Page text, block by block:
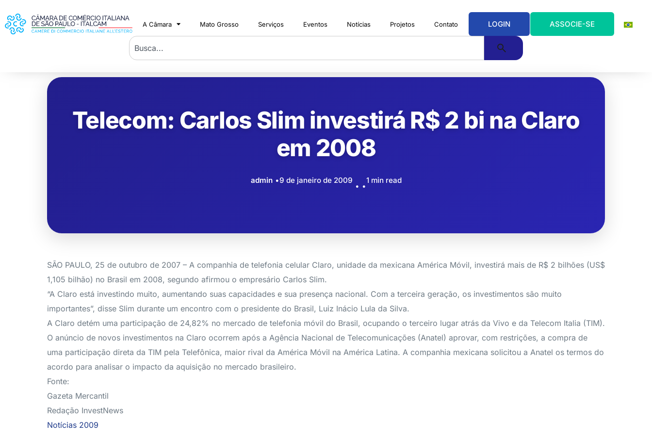
A Câmara Mato Grosso Serviços Eventos Notícias Projetos Contato LOGIN ASSOCIE-SE
Telecom: Carlos Slim investirá R$ 2 bi na Claro
em 2008
admin 9 de janeiro de 2009 1 min read
SÃO PAULO, 25 de outubro de 2007 – A companhia de telefonia celular Claro, unidade da mexicana América Móvil, investirá mais de R$ 2 bilhões (US$
1,105 bilhão) no Brasil em 2008, segundo afirmou o empresário Carlos Slim.
“A Claro está investindo muito, aumentando suas capacidades e sua presença nacional. Com a terceira geração, os investimentos são muito
importantes”, disse Slim durante um encontro com o presidente do Brasil, Luiz Inácio Lula da Silva.
A Claro detém uma participação de 24,82% no mercado de telefonia móvil do Brasil, ocupando o terceiro lugar atrás da Vivo e da Telecom Italia (TIM).
O anúncio de novos investimentos na Claro ocorrem após a Agência Nacional de Telecomunicações (Anatel) aprovar, com restrições, a compra de
uma participação direta da TIM pela Telefônica, maior rival da América Móvil na América Latina. A companhia mexicana solicitou a Anatel os termos do
acordo para analisar o impacto da aquisição no mercado brasileiro.
Fonte:
Gazeta Mercantil
Redação InvestNews
Notícias 2009